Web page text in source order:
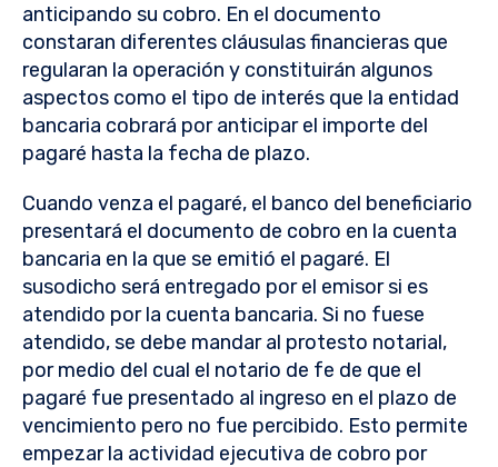
anticipando su cobro. En el documento
constaran diferentes cláusulas financieras que
regularan la operación y constituirán algunos
aspectos como el tipo de interés que la entidad
bancaria cobrará por anticipar el importe del
pagaré hasta la fecha de plazo.
Cuando venza el pagaré, el banco del beneficiario
presentará el documento de cobro en la cuenta
bancaria en la que se emitió el pagaré. El
susodicho será entregado por el emisor si es
atendido por la cuenta bancaria. Si no fuese
atendido, se debe mandar al protesto notarial,
por medio del cual el notario de fe de que el
pagaré fue presentado al ingreso en el plazo de
vencimiento pero no fue percibido. Esto permite
empezar la actividad ejecutiva de cobro por